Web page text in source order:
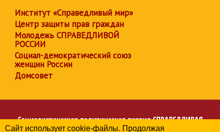
Институт «Справедливый мир»
Центр защиты прав граждан
Молодежь СПРАВЕДЛИВОЙ
РОССИИ
Социал-демократический союз
женщин России
Домсовет
Социалистическая политическая партияСПРАВЕДЛИВАЯ
Сайт использует cookie-файлы. Продолжая